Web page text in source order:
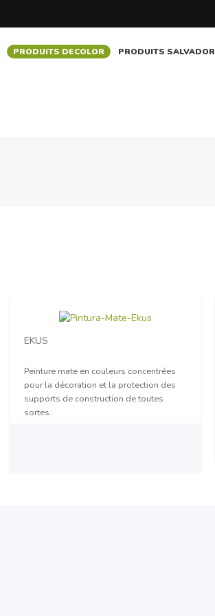
PRODUITS DECOLOR PRODUITS SALVADOR
EKUS
Peinture mate en couleurs concentrées
pour la décoration et la protection des
supports de construction de toutes
sortes.